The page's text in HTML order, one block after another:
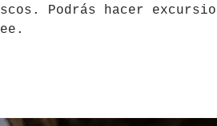
Podrás hacer